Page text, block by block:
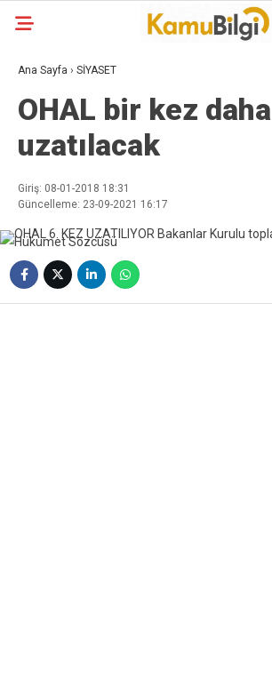
Ana Sayfa › SİYASET
OHAL bir kez daha
uzatılacak
Giriş: 08-01-2018 18:31
Güncelleme: 23-09-2021 16:17